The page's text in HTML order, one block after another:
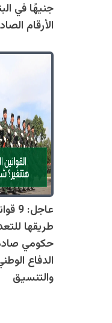
جنيهًا في
الأرقام
طريقها
حكومي
الدفاع
والتنسيق